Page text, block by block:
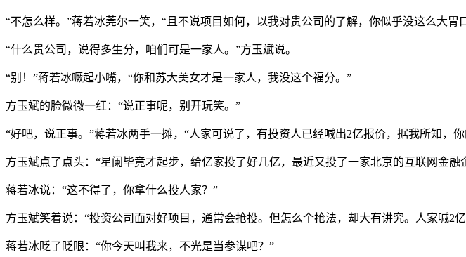
“不怎么样。”蒋若冰莞尔一笑，“且不说项目如何，以我对贵公司的了解，你似乎没这么大胃
“什么贵公司，说得多生分，咱们可是一家人。”方玉斌说。
“别！”蒋若冰噘起小嘴，“你和苏大美女才是一家人，我没这个福分。”
方玉斌的脸微微一红：“说正事呢，别开玩笑。”
“好吧，说正事。”蒋若冰两手一摊，“人家可说了，有投资人已经喊出2亿报价，据我所知，
方玉斌点了点头：“星阑毕竟才起步，给亿家投了好几亿，最近又投了一家北京的互联网金
蒋若冰说：“这不得了，你拿什么投人家？”
方玉斌笑着说：“投资公司面对好项目，通常会抢投。但怎么个抢法，却大有讲究。人家喊2
蒋若冰眨了眨眼：“你今天叫我来，不光是当参谋吧？”